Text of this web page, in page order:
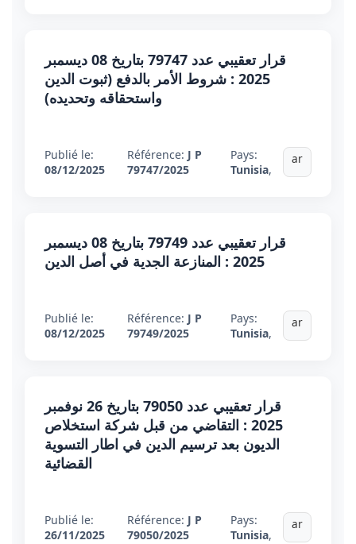
قرار تعقيبي عدد 79747 بتاريخ 08 ديسمبر
2025 : شروط الأمر بالدفع (ثبوت الدين
واستحقاقه وتحديده)
Publié le:
08/12/2025
Référence: J P
79747/2025
Pays:
Tunisia,
ar
قرار تعقيبي عدد 79749 بتاريخ 08 ديسمبر
2025 : المنازعة الجدية في أصل الدين
Publié le:
08/12/2025
Référence: J P
79749/2025
Pays:
Tunisia,
ar
قرار تعقيبي عدد 79050 بتاريخ 26 نوفمبر
2025 : التقاضي من قبل شركة استخلاص
الديون بعد ترسيم الدين في اطار التسوية
القضائية
Publié le:
26/11/2025
Référence: J P
79050/2025
Pays:
Tunisia,
ar